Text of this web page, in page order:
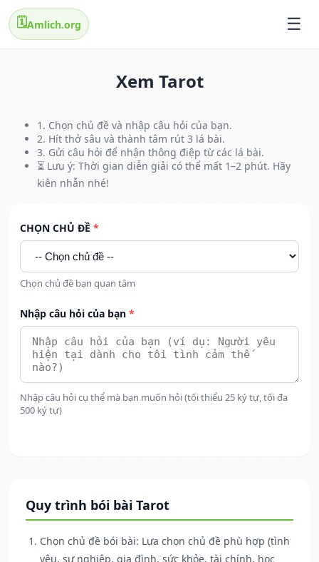
🗓️Amlich.org
Xem Tarot
1. Chọn chủ đề và nhập câu hỏi của bạn.
2. Hít thở sâu và thành tâm rút 3 lá bài.
3. Gửi câu hỏi để nhận thông điệp từ các lá bài.
⏳ Lưu ý: Thời gian diễn giải có thể mất 1–2 phút. Hãy
kiên nhẫn nhé!
CHỌN CHỦ ĐỀ *
Chọn chủ đề bạn quan tâm
Nhập câu hỏi của bạn *
Nhập câu hỏi cụ thể mà bạn muốn hỏi (tối thiểu 25 ký tự, tối đa
500 ký tự)
Quy trình bói bài Tarot
Chọn chủ đề bói bài: Lựa chọn chủ đề phù hợp (tình
yêu, sự nghiệp, gia đình, sức khỏe, tài chính, học